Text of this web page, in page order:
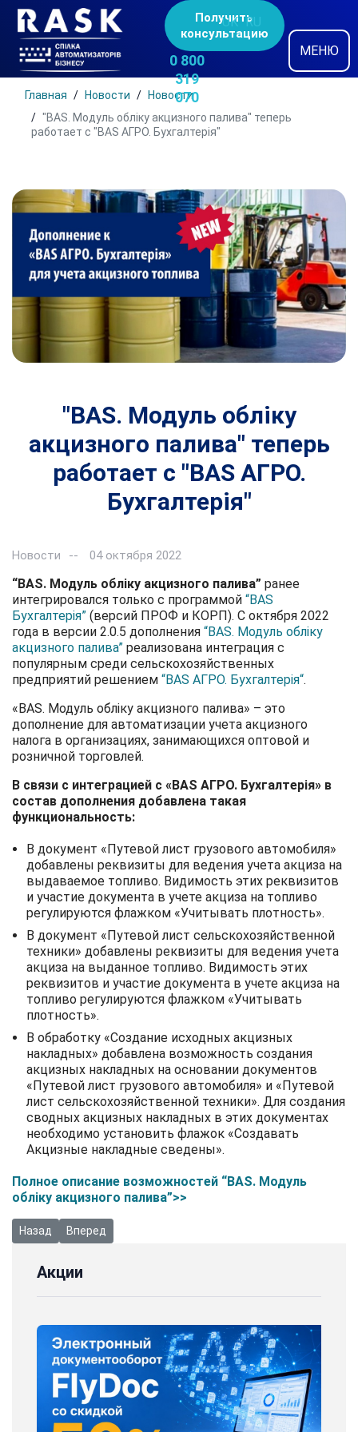
Получить
консультацию
0 800
319
070
UK RU
МЕНЮ
Главная Новости
Новости
"BAS. Модуль обліку акцизного палива" теперь
работает с "BAS АГРО. Бухгалтерія"
"BAS. Модуль обліку
акцизного палива" теперь
работает с "BAS АГРО.
Бухгалтерія"
Новости 04 октября 2022
“BAS. Модуль обліку акцизного палива” ранее
интегрировался только с программой “BAS
Бухгалтерія” (версий ПРОФ и КОРП). С октября 2022
года в версии 2.0.5 дополнения “BAS. Модуль обліку
акцизного палива” реализована интеграция с
популярным среди сельскохозяйственных
предприятий решением “BAS АГРО. Бухгалтерія“.
«BAS. Модуль обліку акцизного палива» – это
дополнение для автоматизации учета акцизного
налога в организациях, занимающихся оптовой и
розничной торговлей.
В связи с интеграцией с «BAS АГРО. Бухгалтерія» в
состав дополнения добавлена такая
функциональность:
В документ «Путевой лист грузового автомобиля»
добавлены реквизиты для ведения учета акциза на
выдаваемое топливо. Видимость этих реквизитов
и участие документа в учете акциза на топливо
регулируются флажком «Учитывать плотность».
В документ «Путевой лист сельскохозяйственной
техники» добавлены реквизиты для ведения учета
акциза на выданное топливо. Видимость этих
реквизитов и участие документа в учете акциза на
топливо регулируются флажком «Учитывать
плотность».
В обработку «Создание исходных акцизных
накладных» добавлена ​​возможность создания
акцизных накладных на основании документов
«Путевой лист грузового автомобиля» и «Путевой
лист сельскохозяйственной техники». Для создания
сводных акцизных накладных в этих документах
необходимо установить флажок «Создавать
Акцизные накладные сведены».
Полное описание возможностей “BAS. Модуль
обліку акцизного палива”>>
Предыдущий: Возможное повышение цен на продукты BAS и
Назад Следующий: ГК «RASK» 19 лет!
Вперед
Акции